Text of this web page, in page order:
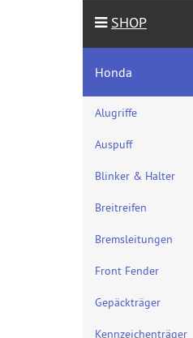
SHOP
Honda
Alugriffe
Auspuff
Blinker & Halter
Breitreifen
Bremsleitungen
Front Fender
Gepäckträger
Kennzeichenträger